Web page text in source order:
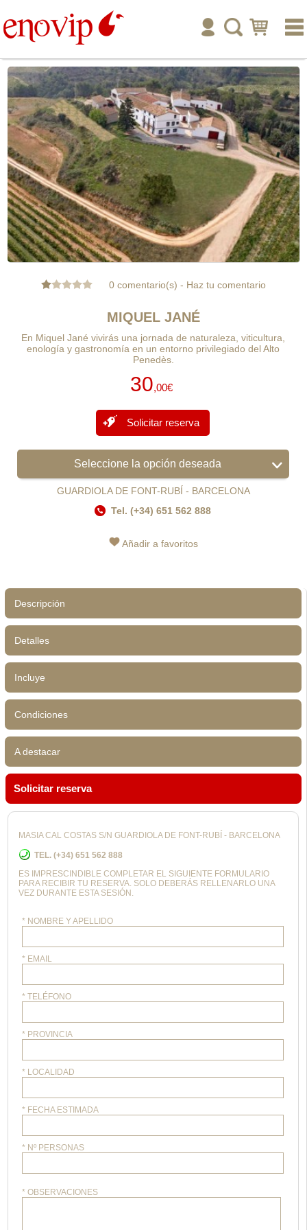
inicio
enoturismo
tienda online
publicar
ayuda
tu cuenta
0 comentario(s) - Haz tu comentario
MIQUEL JANÉ
En Miquel Jané vivirás una jornada de naturaleza, viticultura,
enología y gastronomía en un entorno privilegiado del Alto
Penedès.
30,00€
Solicitar reserva
Seleccione la opción deseada
GUARDIOLA DE FONT-RUBÍ - BARCELONA
Tel. (+34) 651 562 888
Añadir a favoritos
Descripción
Detalles
Incluye
Condiciones
A destacar
Solicitar reserva
MASIA CAL COSTAS S/N GUARDIOLA DE FONT-RUBÍ - BARCELONA
TEL. (+34) 651 562 888
ES IMPRESCINDIBLE COMPLETAR EL SIGUIENTE FORMULARIO
PARA RECIBIR TU RESERVA. SOLO DEBERÁS RELLENARLO UNA
VEZ DURANTE ESTA SESIÓN.
* NOMBRE Y APELLIDO
* EMAIL
* TELÉFONO
* PROVINCIA
* LOCALIDAD
* FECHA ESTIMADA
* Nº PERSONAS
* OBSERVACIONES